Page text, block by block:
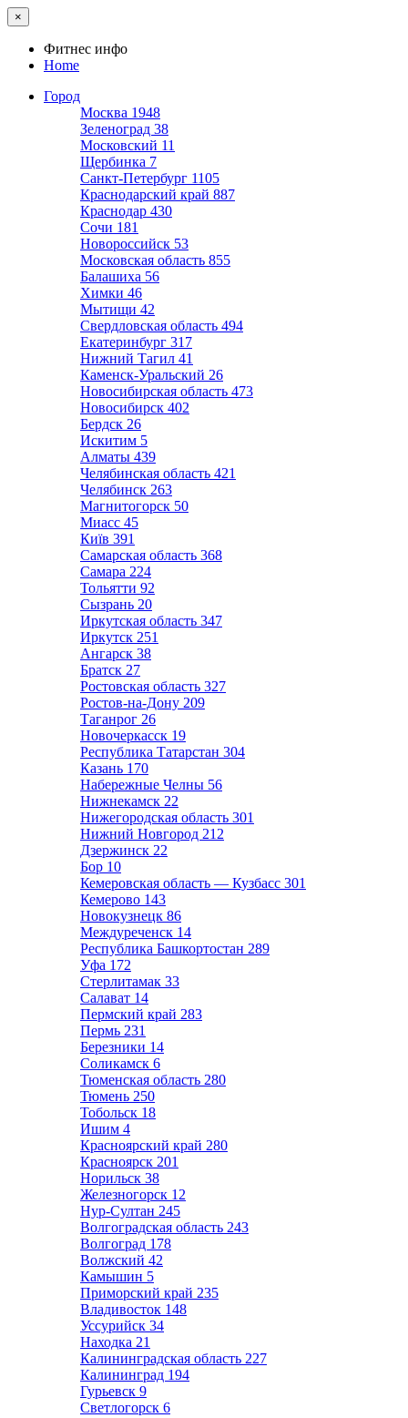
×
Фитнес инфо
Home
Город
Москва 1948
Зеленоград 38
Московский 11
Щербинка 7
Санкт-Петербург 1105
Краснодарский край 887
Краснодар 430
Сочи 181
Новороссийск 53
Московская область 855
Балашиха 56
Химки 46
Мытищи 42
Свердловская область 494
Екатеринбург 317
Нижний Тагил 41
Каменск-Уральский 26
Новосибирская область 473
Новосибирск 402
Бердск 26
Искитим 5
Алматы 439
Челябинская область 421
Челябинск 263
Магнитогорск 50
Миасс 45
Київ 391
Самарская область 368
Самара 224
Тольятти 92
Сызрань 20
Иркутская область 347
Иркутск 251
Ангарск 38
Братск 27
Ростовская область 327
Ростов-на-Дону 209
Таганрог 26
Новочеркасск 19
Республика Татарстан 304
Казань 170
Набережные Челны 56
Нижнекамск 22
Нижегородская область 301
Нижний Новгород 212
Дзержинск 22
Бор 10
Кемеровская область — Кузбасс 301
Кемерово 143
Новокузнецк 86
Междуреченск 14
Республика Башкортостан 289
Уфа 172
Стерлитамак 33
Салават 14
Пермский край 283
Пермь 231
Березники 14
Соликамск 6
Тюменская область 280
Тюмень 250
Тобольск 18
Ишим 4
Красноярский край 280
Красноярск 201
Норильск 38
Железногорск 12
Нур-Султан 245
Волгоградская область 243
Волгоград 178
Волжский 42
Камышин 5
Приморский край 235
Владивосток 148
Уссурийск 34
Находка 21
Калининградская область 227
Калининград 194
Гурьевск 9
Светлогорск 6